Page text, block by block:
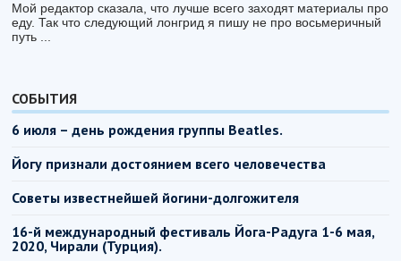
Мой редактор сказала, что лучше всего заходят материалы про
еду. Так что следующий лонгрид я пишу не про восьмеричный
путь ...
СОБЫТИЯ
6 июля – день рождения группы Beatles.
Йогу признали достоянием всего человечества
Советы известнейшей йогини-долгожителя
16-й международный фестиваль Йога-Радуга 1-6 мая,
2020, Чирали (Турция).